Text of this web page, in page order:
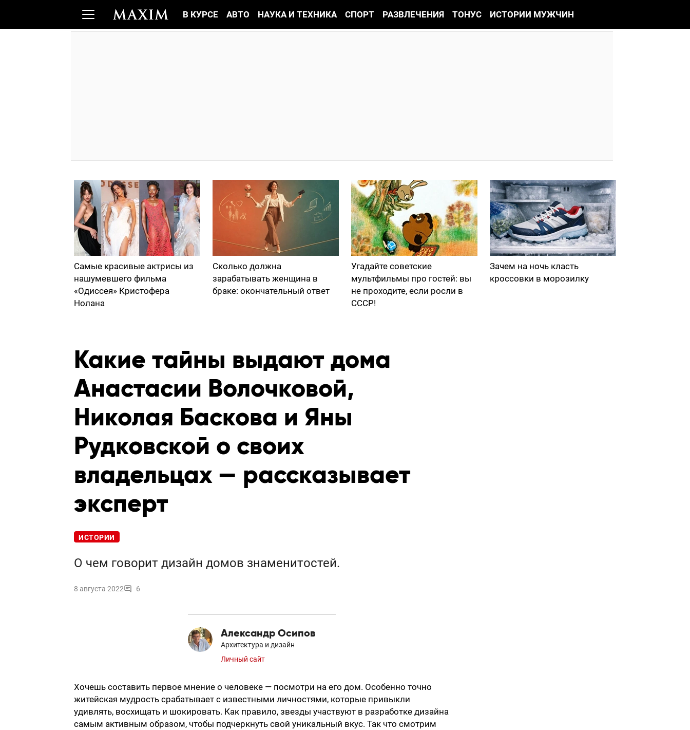
В КУРСЕ АВТО НАУКА И ТЕХНИКА СПОРТ РАЗВЛЕЧЕНИЯ ТОНУС ИСТОРИИ МУЖЧИН
Самые красивые актрисы из
нашумевшего фильма
«Одиссея» Кристофера
Нолана
Сколько должна
зарабатывать женщина в
браке: окончательный ответ
Угадайте советские
мультфильмы про гостей: вы
не проходите, если росли в
СССР!
Зачем на ночь класть
кроссовки в морозилку
Какие тайны выдают дома
Анастасии Волочковой,
Николая Баскова и Яны
Рудковской о своих
владельцах — рассказывает
эксперт
ИСТОРИИ
О чем говорит дизайн домов знаменитостей.
8 августа 2022 6
Александр Осипов
Архитектура и дизайн
Личный сайт
Хочешь составить первое мнение о человеке — посмотри на его дом. Особенно точно
житейская мудрость срабатывает с известными личностями, которые привыкли
удивлять, восхищать и шокировать. Как правило, звезды участвуют в разработке дизайна
самым активным образом, чтобы подчеркнуть свой уникальный вкус. Так что смотрим